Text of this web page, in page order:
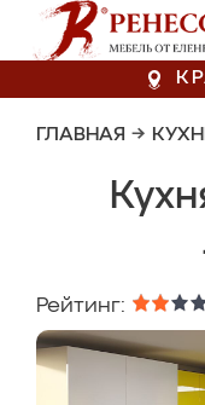
ГЛАВНАЯ →
Рейтинг: